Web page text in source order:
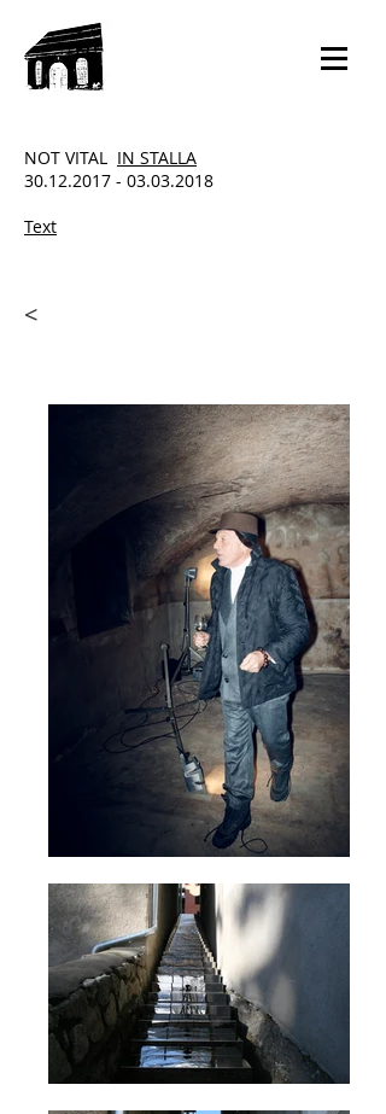
NOT VITAL IN STALLA
30.12.2017 - 03.03.2018
Text
<